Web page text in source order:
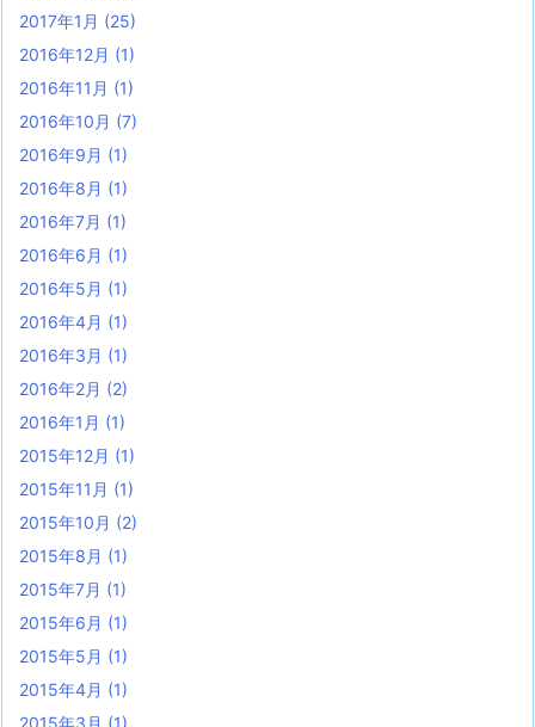
2017年1月 (25)
2016年12月 (1)
2016年11月 (1)
2016年10月 (7)
2016年9月 (1)
2016年8月 (1)
2016年7月 (1)
2016年6月 (1)
2016年5月 (1)
2016年4月 (1)
2016年3月 (1)
2016年2月 (2)
2016年1月 (1)
2015年12月 (1)
2015年11月 (1)
2015年10月 (2)
2015年8月 (1)
2015年7月 (1)
2015年6月 (1)
2015年5月 (1)
2015年4月 (1)